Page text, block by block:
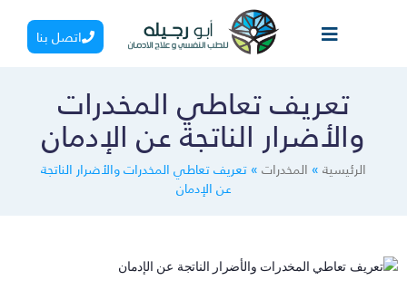
اتصل بنا
تعريف تعاطي المخدرات
والأضرار الناتجة عن الإدمان
الرئيسية»المخدرات»تعريف تعاطي المخدرات والأضرار الناتجة
عن الإدمان